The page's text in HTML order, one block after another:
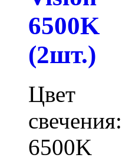
6500K
(2шт.)
Цвет
свечения:
6500K